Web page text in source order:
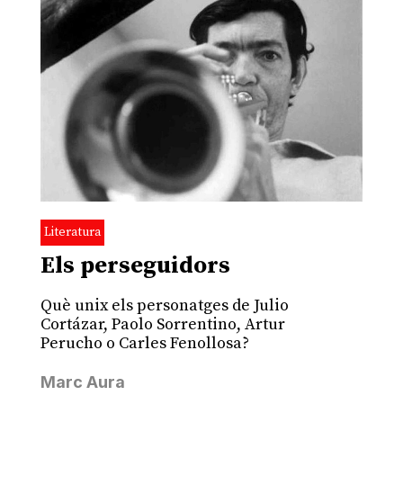
Literatura
Els perseguidors
Què unix els personatges de Julio
Cortázar, Paolo Sorrentino, Artur
Perucho o Carles Fenollosa?
Marc Aura